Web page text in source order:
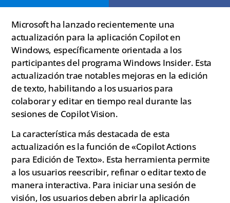
Microsoft ha lanzado recientemente una
actualización para la aplicación Copilot en
Windows, específicamente orientada a los
participantes del programa Windows Insider. Esta
actualización trae notables mejoras en la edición
de texto, habilitando a los usuarios para
colaborar y editar en tiempo real durante las
sesiones de Copilot Vision.
La característica más destacada de esta
actualización es la función de «Copilot Actions
para Edición de Texto». Esta herramienta permite
a los usuarios reescribir, refinar o editar texto de
manera interactiva. Para iniciar una sesión de
visión, los usuarios deben abrir la aplicación